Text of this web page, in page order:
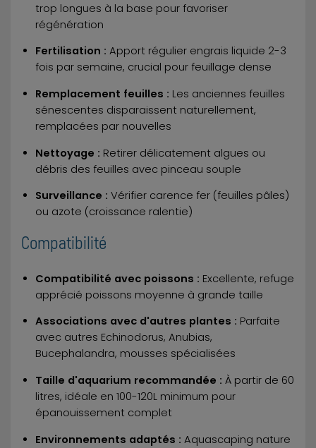
trop longues à la base pour favoriser
régénération
Fertilisation : Apport régulier engrais liquide 2-3
fois par semaine, crucial pour feuillage dense
Remplacement feuilles : Les anciennes feuilles
sénescentes disparaissent naturellement,
remplacées par nouvelles
Nettoyage : Retirer délicatement algues ou
débris des feuilles avec pinceau souple
Surveillance : Vérifier carence fer (feuilles pâles)
ou azote (croissance ralentie)
Compatibilité
Compatibilité avec poissons : Excellente, refuge
apprécié poissons moyenne à grande taille
Associations avec d'autres plantes : Parfaite
avec autres Echinodorus, Anubias,
Bucephalandra, mousses spécialisées
Taille d'aquarium recommandée : À partir de 60
litres, idéale en 100-120L minimum pour
épanouissement complet
Environnements adaptés : Aquascaping nature